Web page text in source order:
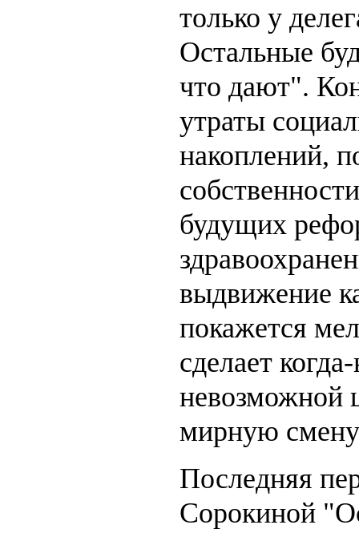
только у
Остальные
что дают".
утраты
накоплений,
будущих
выдвижение
покажется
сделает
невозможной
мирную
Последняя
Сорокиной